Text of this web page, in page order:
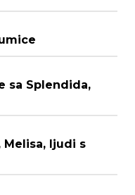
sa Splendida,
Melisa, ljudi s